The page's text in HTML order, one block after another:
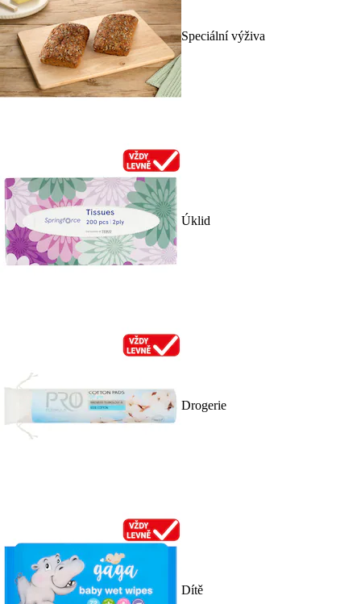
Speciální výživa
Úklid
Drogerie
Dítě